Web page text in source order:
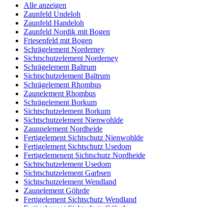
Alle anzeigen
Zaunfeld Undeloh
Zaunfeld Handeloh
Zaunfeld Nordik mit Bogen
Friesenfeld mit Bogen
Schrägelement Norderney
Sichtschutzelement Norderney
Schrägelement Baltrum
Sichtschutzelement Baltrum
Schrägelement Rhombus
Zaunelement Rhombus
Schrägelement Borkum
Sichtschutzelement Borkum
Sichtschutzelement Nienwohlde
Zaunnelement Nordheide
Fertigelement Sichtschutz Nienwohlde
Fertigelement Sichtschutz Usedom
Fertigelemenent Sichtschutz Nordheide
Sichtschutzelement Usedom
Sichtschutzelement Garbsen
Sichtschutzelement Wendland
Zaunelement Göhrde
Fertigelement Sichtschutz Wendland